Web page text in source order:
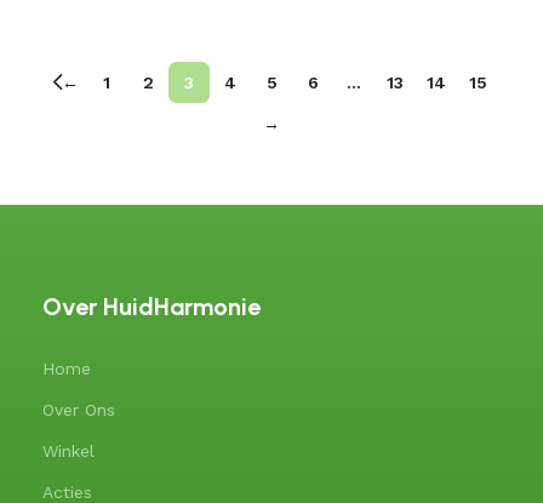
← 1 2 3 4 5 6 … 13 14 15
→
Over HuidHarmonie
Home
Over Ons
Winkel
Acties